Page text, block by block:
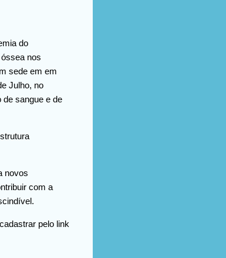
do
nos
sede em em
Julho, no
sangue e de
novos
com a
pelo link